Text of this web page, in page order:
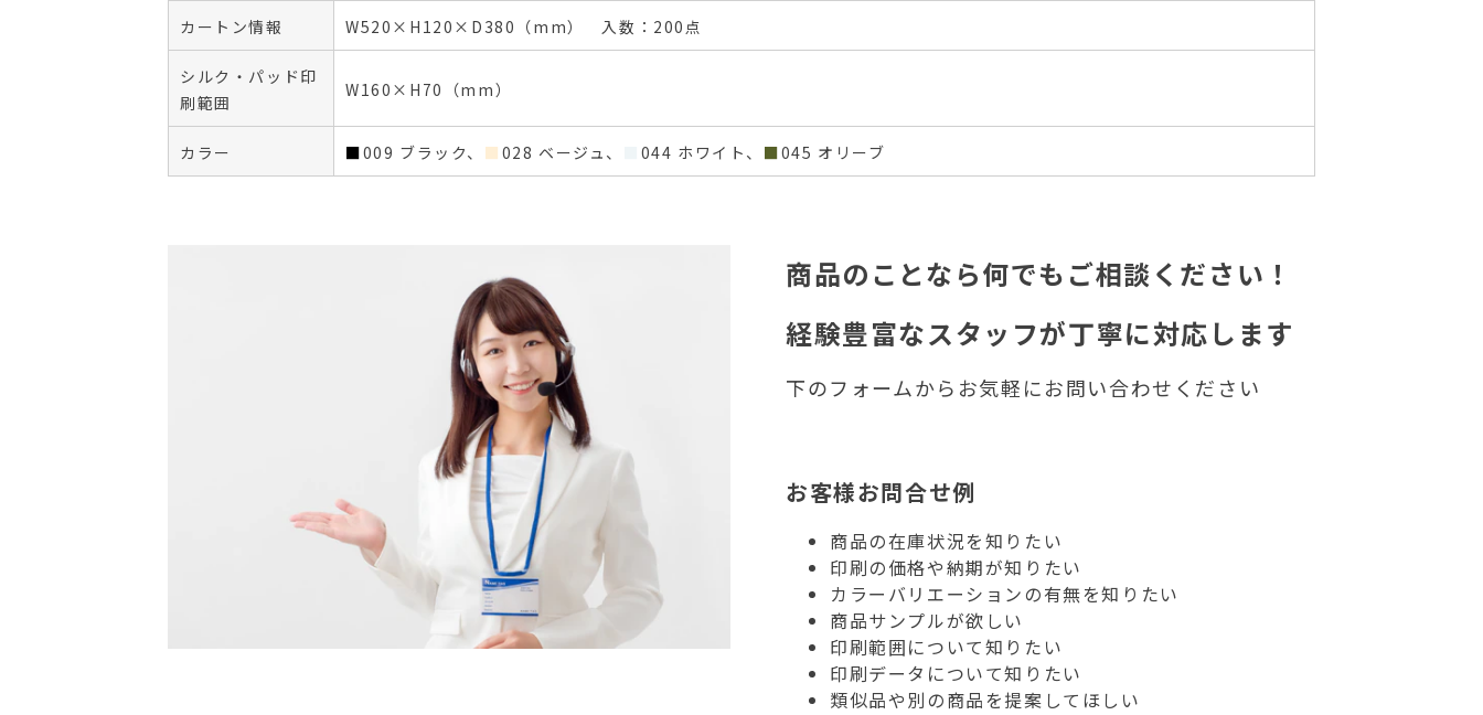
カートン情報 W520×H120×D380（mm） 入数：200点
シルク・パッド印
刷範囲
W160×H70（mm）
カラー ■009 ブラック、 ■ 028 ベージュ、 044 ホワイト、 ■045 オリーブ
商品のことなら何でもご相談ください！
経験豊富なスタッフが丁寧に対応します
下のフォームからお気軽にお問い合わせください
お客様お問合せ例
商品の在庫状況を知りたい
印刷の価格や納期が知りたい
カラーバリエーションの有無を知りたい
商品サンプルが欲しい
印刷範囲について知りたい
印刷データについて知りたい
類似品や別の商品を提案してほしい